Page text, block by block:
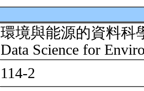
環境與能源的資料科
Data Science for
114-2